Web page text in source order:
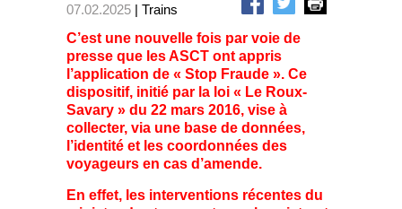
07.02.2025 | Trains
C’est une nouvelle fois par voie de
presse que les ASCT ont appris
l’application de « Stop Fraude ». Ce
dispositif, initié par la loi « Le Roux-
Savary » du 22 mars 2016, vise à
collecter, via une base de données,
l’identité et les coordonnées des
voyageurs en cas d’amende.
En effet, les interventions récentes du